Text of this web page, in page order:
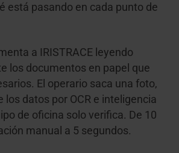
está pasando en cada punto de
a IRISTRACE leyendo
los documentos en papel que
El operario saca una foto,
los datos por OCR e inteligencia
de oficina solo verifica. De 10
manual a 5 segundos.